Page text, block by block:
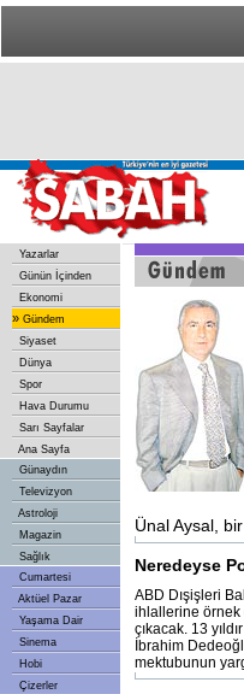
Yazarlar
Günün İçinden
Ekonomi
» Gündem
Siyaset
Dünya
Spor
Hava Durumu
Sarı Sayfalar
Ana Sayfa
Günaydın
Televizyon
Astroloji
Magazin
Sağlık
Cumartesi
Aktüel Pazar
Yaşama Dair
Sinema
Hobi
Çizerler
Ünal Aysal,
Neredeyse
ABD Dışişleri
ihlallerine örnek
çıkacak. 13
İbrahim
mektubunun